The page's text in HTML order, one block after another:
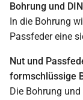
Bohrung und
In die Bohrung
Passfeder eine
Nut und
formschlüssige
Die Bohrung